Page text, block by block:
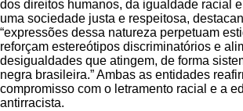
dos direitos humanos, da igualdade racial
uma sociedade justa e respeitosa,
“expressões dessa natureza perpetuam
reforçam estereótipos discriminatórios e
desigualdades que atingem, de forma
negra brasileira.” Ambas as entidades
compromisso com o letramento racial e a
antirracista.